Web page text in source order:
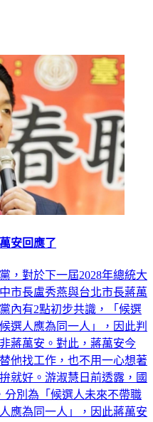
安回應了
，對於下一屆2028年總統大
市長盧秀燕與台北市長蔣萬
內有2點初步共識，「候選
選人應為同一人」，因此判
蔣萬安。對此，蔣萬安今
他找工作，也不用一心想著
就好。游淑慧日前透露，國
分別為「候選人未來不帶職
應為同一人」，因此蔣萬安